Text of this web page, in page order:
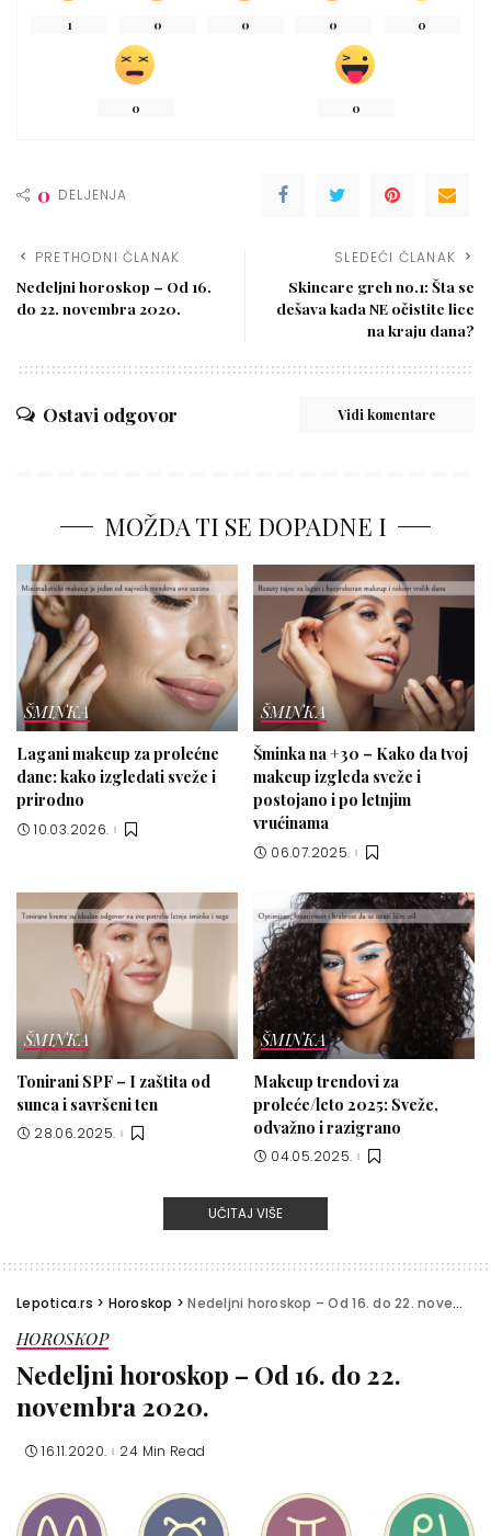
1 0 0 0 0
0 0
0 DELJENJA
PRETHODNI ČLANAK
Nedeljni horoskop – Od 16.
do 22. novembra 2020.
SLEDEĆI ČLANAK
Skincare greh no.1: Šta se
dešava kada NE očistite lice
na kraju dana?
Ostavi odgovor Vidi komentare
MOŽDA TI SE DOPADNE I
ŠMINKA
Lagani makeup za prolećne
dane: kako izgledati sveže i
prirodno
10.03.2026.
ŠMINKA
Šminka na +30 – Kako da tvoj
makeup izgleda sveže i
postojano i po letnjim
vrućinama
06.07.2025.
ŠMINKA
Tonirani SPF – I zaštita od
sunca i savršeni ten
28.06.2025.
ŠMINKA
Makeup trendovi za
proleće/leto 2025: Sveže,
odvažno i razigrano
04.05.2025.
UČITAJ VIŠE
Lepotica.rs > Horoskop >Nedeljni horoskop – Od 16. do 22. novembra 2020.
HOROSKOP
Nedeljni horoskop – Od 16. do 22.
novembra 2020.
16.11.2020. 24 Min Read